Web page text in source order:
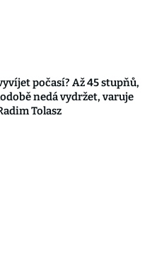
počasí? Až 45 stupňů,
nedá vydržet, varuje
Tolasz